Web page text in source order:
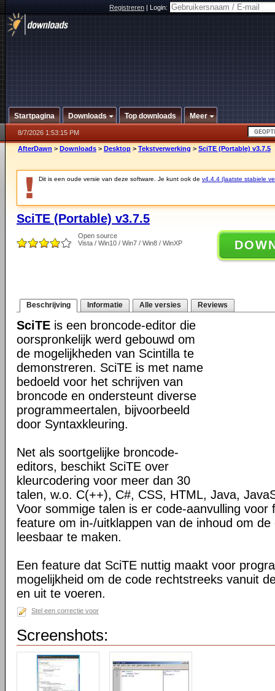
Registreren|Login:
Startpagina Downloads Top downloads Meer
8/7/2026 1:53:15 PM
AfterDawn > Downloads > Desktop > Tekstverwerking > SciTE (Portable) v3.7.5
Dit is een oude versie van deze software. Je kunt ook de v4.4.4 (laatste stabiele
SciTE (Portable) v3.7.5
Open source
Vista / Win10 / Win7 / Win8 / WinXP
Beschrijving Informatie Alle versies Reviews
SciTE is een broncode-editor die
oorspronkelijk werd gebouwd om
de mogelijkheden van Scintilla te
demonstreren. SciTE is met name
bedoeld voor het schrijven van
broncode en ondersteunt diverse
programmeertalen, bijvoorbeeld
door Syntaxkleuring.
Net als soortgelijke broncode-
editors, beschikt SciTE over
kleurcodering voor meer dan 30
talen, w.o. C(++), C#, CSS, HTML, Java,
Voor sommige talen is er code-aanvulling voor
feature om in-/uitklappen van de inhoud om de
leesbaar te maken.
Een feature dat SciTE nuttig maakt voor
mogelijkheid om de code rechtstreeks vanuit
en uit te voeren.
Stel een correctie voor
Screenshots: